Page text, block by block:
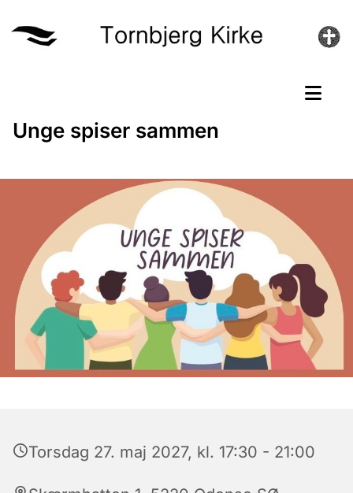
Unge spiser sammen
Torsdag 27. maj 2027, kl. 17:30 - 21:00